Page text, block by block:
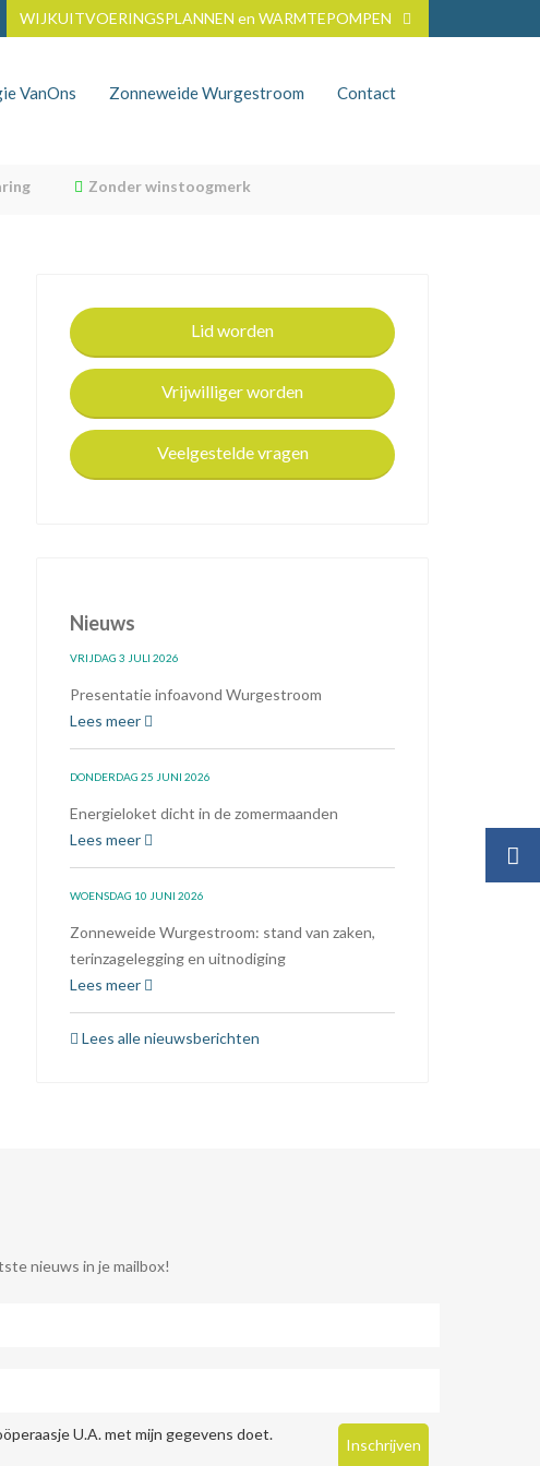
WIJKUITVOERINGSPLANNEN en WARMTEPOMPEN
VanOns Zonneweide Wurgestroom Contact
Zonder winstoogmerk
Lid worden
Vrijwilliger worden
Veelgestelde vragen
Nieuws
VRIJDAG 3 JULI 2026
Presentatie infoavond Wurgestroom
Lees meer
DONDERDAG 25 JUNI 2026
Energieloket dicht in de zomermaanden
Lees meer
WOENSDAG 10 JUNI 2026
Zonneweide Wurgestroom: stand van zaken,
terinzagelegging en uitnodiging
Lees meer
Lees alle nieuwsberichten
nieuws in je mailbox!
U.A. met mijn gegevens doet.